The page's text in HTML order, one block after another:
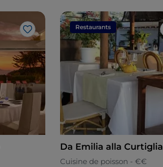
J’aime
Restaurants
Da Emilia alla Curtiglia
Cuisine de poisson - €€